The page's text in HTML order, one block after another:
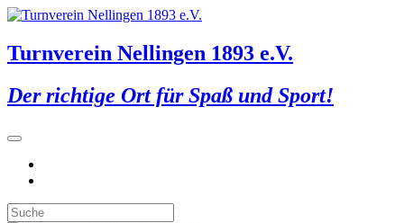
Turnverein Nellingen 1893 e.V.
Der richtige Ort für Spaß und Sport!